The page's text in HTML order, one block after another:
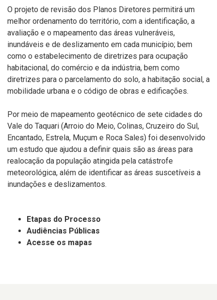
O projeto de revisão dos Planos Diretores permitirá um
melhor ordenamento do território, com a identificação, a
avaliação e o mapeamento das áreas vulneráveis,
inundáveis e de deslizamento em cada município; bem
como o estabelecimento de diretrizes para ocupação
habitacional, do comércio e da indústria, bem como
diretrizes para o parcelamento do solo, a habitação social, a
mobilidade urbana e o código de obras e edificações.
Por meio de mapeamento geotécnico de sete cidades do
Vale do Taquari (Arroio do Meio, Colinas, Cruzeiro do Sul,
Encantado, Estrela, Muçum e Roca Sales) foi desenvolvido
um estudo que ajudou a definir quais são as áreas para
realocação da população atingida pela catástrofe
meteorológica, além de identificar as áreas suscetíveis a
inundações e deslizamentos.
Etapas do Processo
Audiências Públicas
Acesse os mapas